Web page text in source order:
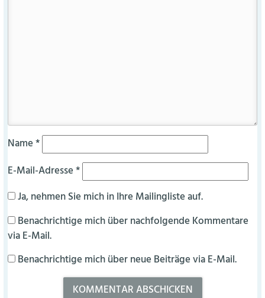
Name*
E-Mail-Adresse*
Ja, nehmen Sie mich in Ihre Mailingliste auf.
Benachrichtige mich über nachfolgende Kommentare
via E-Mail.
Benachrichtige mich über neue Beiträge via E-Mail.